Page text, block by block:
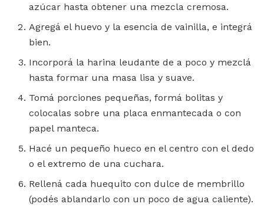
azúcar hasta obtener una mezcla cremosa.
Agregá el huevo y la esencia de vainilla, e integrá
bien.
Incorporá la harina leudante de a poco y mezclá
hasta formar una masa lisa y suave.
Tomá porciones pequeñas, formá bolitas y
colocalas sobre una placa enmantecada o con
papel manteca.
Hacé un pequeño hueco en el centro con el dedo
o el extremo de una cuchara.
Rellená cada huequito con dulce de membrillo
(podés ablandarlo con un poco de agua caliente).